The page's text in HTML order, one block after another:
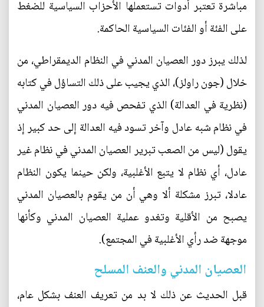
مباشرة تعتبر أدوات تستعملها الأحزاب السياسية للضغط
على الفئة أو الفئات السياسية الحاكمة.
لذلك يبرز دور العصيان المدني في النظام الديمقراطي، من
خلال (جون راولز)، الذي يجيب على ذلك التساؤل في كتابه
(نظرية في العدالة) الذي تفحص فيه دور العصيان المدني
في نظام شبه عادل وآخر تسود فيه العدالة إلى حد كبير إذ
يقول (ليس من الصعب تبرير العصيان المدني في نظام غير
عادل، أي نظام لا يتبع الأغلبية، ولكن حينما يكون النظام
عادلا، تبرز مشكلة ألا وهي أن من يقوم بالعصيان المدني
يصبح من الأقلية وتغدو عملية العصيان المدني وكأنها
موجهة ضد رأي الأغلبية في المجتمع).
العصيان المدني والعنف المسلح
قبل الحديث عن ذلك لا بد من تعريف العنف بشكل عام،